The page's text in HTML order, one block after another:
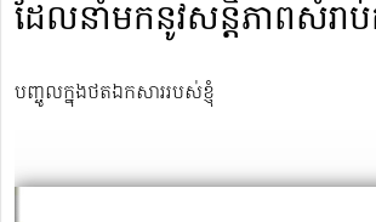
ដែលនាំមកនូវសន្តិភាពសំរាប់
បញ្ចូលក្នុងថតឯកសាររបស់ខ្ញុំ